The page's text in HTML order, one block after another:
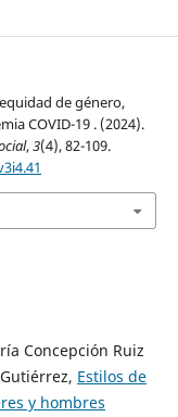
de género,
COVID-19 . (2024).
,3(4), 82-109.
Concepción Ruiz
Estilos de
y hombres